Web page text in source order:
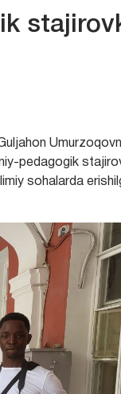
pedagogik
sohalarda